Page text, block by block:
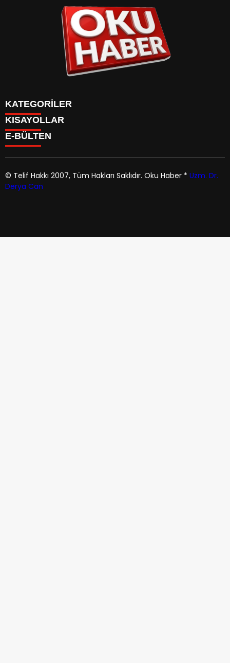
KATEGORİLER
ANASAYFA
Gündem
Politika
Magazin
Teknoloji
KISAYOLLAR
ANASAYFA
Gündem
Dünya
Politika
E-BÜLTEN
okuhaber.com
© Telif Hakkı 2007, Tüm Hakları Saklıdır. Oku Haber * Uzm. Dr.
Derya Can